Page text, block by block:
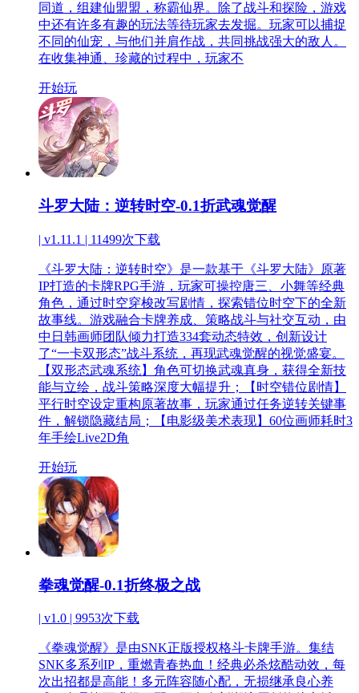
同道，组建仙盟盟，称霸仙界。除了战斗和探险，游戏
中还有许多有趣的玩法等待玩家去发掘。玩家可以捕捉
不同的仙宠，与他们并肩作战，共同挑战强大的敌人。
在收集神通、珍藏的过程中，玩家不
开始玩
斗罗大陆：逆转时空-0.1折武魂觉醒
| v1.11.1 | 11499次下载
《斗罗大陆：逆转时空》是一款基于《斗罗大陆》原著
IP打造的卡牌RPG手游，玩家可操控唐三、小舞等经典
角色，通过时空穿梭改写剧情，探索错位时空下的全新
故事线。游戏融合卡牌养成、策略战斗与社交互动，由
中日韩画师团队倾力打造334套动态特效，创新设计
了“一卡双形态”战斗系统，再现武魂觉醒的视觉盛宴。
【双形态武魂系统】角色可切换武魂真身，获得全新技
能与立绘，战斗策略深度大幅提升；【时空错位剧情】
平行时空设定重构原著故事，玩家通过任务逆转关键事
件，解锁隐藏结局；【电影级美术表现】60位画师耗时3
年手绘Live2D角
开始玩
拳魂觉醒-0.1折终极之战
| v1.0 | 9953次下载
《拳魂觉醒》是由SNK正版授权格斗卡牌手游。集结
SNK多系列IP，重燃青春热血！经典必杀炫酷动效，每
次出招都是高能！多元阵容随心配，无损继承良心养